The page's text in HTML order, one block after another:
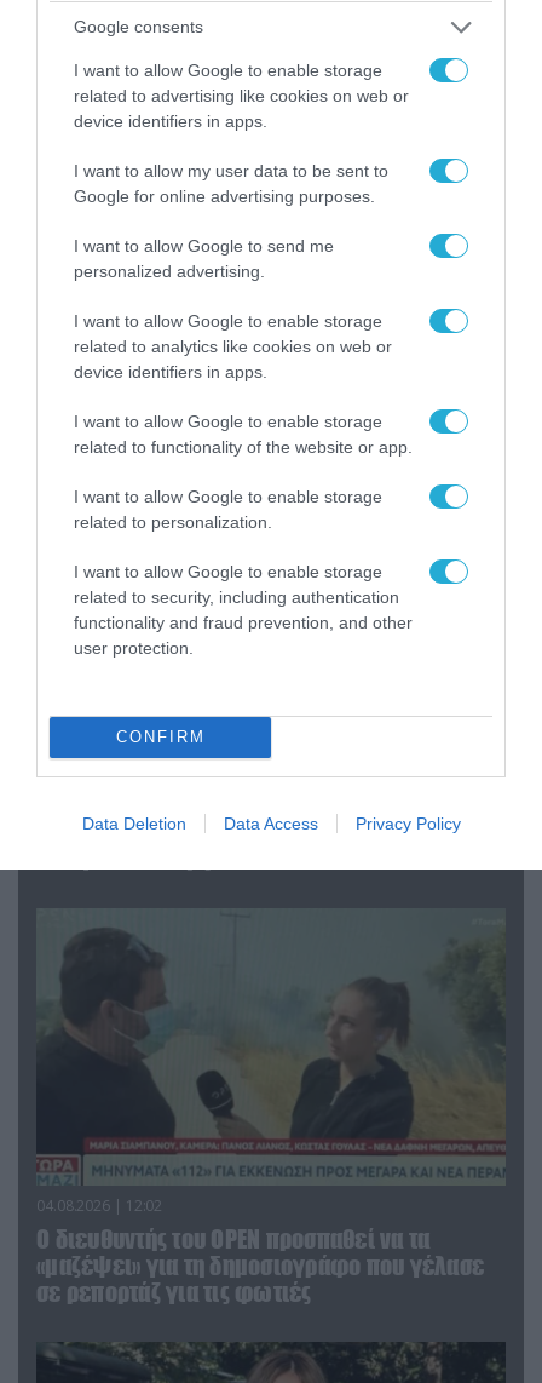
Google consents
I want to allow Google to enable storage
related to advertising like cookies on web or
device identifiers in apps.
I want to allow my user data to be sent to
Google for online advertising purposes.
I want to allow Google to send me
personalized advertising.
I want to allow Google to enable storage
related to analytics like cookies on web or
device identifiers in apps.
I want to allow Google to enable storage
related to functionality of the website or app.
I want to allow Google to enable storage
related to personalization.
I want to allow Google to enable storage
related to security, including authentication
functionality and fraud prevention, and other
user protection.
CONFIRM
Data Deletion Data Access Privacy Policy
Αττικής (φωτο)
04.08.2026 | 15:02
υπουργό Ι.Βαρβιτσιώτη (φωτο)
04.08.2026 | 13:02
Πυροσβεστών για την δημοσιογράφο του OPEN
04.08.2026 | 12:02
O διευθυντής του OPEN προσπαθεί να τα
«μαζέψει» για τη δημοσιογράφο που γέλασε
σε ρεπορτάζ για τις φωτιές